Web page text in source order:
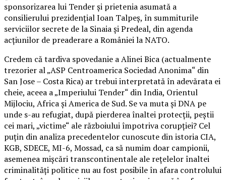
sponsorizarea lui Tender și prietenia asumată a
consilierului prezidențial Ioan Talpeș, în summiturile
serviciilor secrete de la Sinaia și Predeal, din agenda
acțiunilor de preaderare a României la NATO.
Credem că tardiva spovedanie a Alinei Bica (actualmente
trezorier al „ASP Centroamerica Sociedad Anonima“ din
San Jose – Costa Rica) ar trebui interpretată în adevărata ei
cheie, aceea a „Imperiului Tender“ din India, Orientul
Mijlociu, Africa și America de Sud. Se va muta și DNA pe
unde s-au refugiat, după pierderea înaltei protecții, peștii
cei mari, „victime“ ale războiului împotriva corupției? Cel
puțin din analiza precedentelor cunoscute din istoria CIA,
KGB, SDECE, MI-6, Mossad, ca să numim doar campionii,
asemenea mișcări transcontinentale ale rețelelor înaltei
criminalități politice nu au fost posibile în afara controlului